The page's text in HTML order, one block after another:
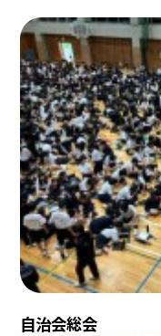
自治会総会